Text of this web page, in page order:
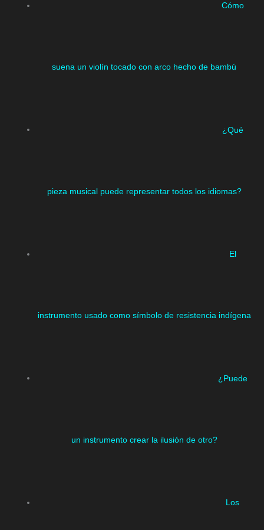
Cómo
suena un violín tocado con arco hecho de bambú
¿Qué
pieza musical puede representar todos los idiomas?
El
instrumento usado como símbolo de resistencia indígena
¿Puede
un instrumento crear la ilusión de otro?
Los